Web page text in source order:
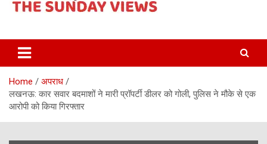
The Sunday views
Home
अपराध
लखनऊ: कार सवार बदमाशों ने मारी प्रॉपर्टी डीलर को गोली, पुलिस ने मौके से एक
आरोपी को किया गिरफ्तार